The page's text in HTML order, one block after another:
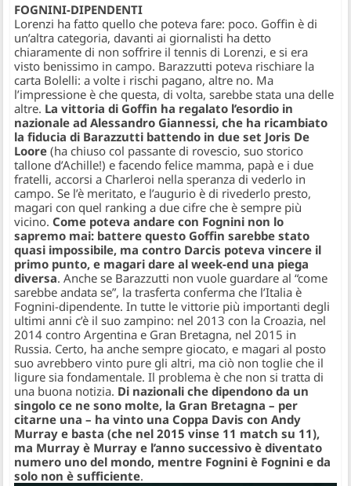
FOGNINI-DIPENDENTI
Lorenzi ha fatto quello che poteva fare: poco. Goffin è di
un’altra categoria, davanti ai giornalisti ha detto
chiaramente di non soffrire il tennis di Lorenzi, e si era
visto benissimo in campo. Barazzutti poteva rischiare la
carta Bolelli: a volte i rischi pagano, altre no. Ma
l’impressione è che questa, di volta, sarebbe stata una delle
altre. La vittoria di Goffin ha regalato l’esordio in
nazionale ad Alessandro Giannessi, che ha ricambiato
la fiducia di Barazzutti battendo in due set Joris De
Loore (ha chiuso col passante di rovescio, suo storico
tallone d’Achille!) e facendo felice mamma, papà e i due
fratelli, accorsi a Charleroi nella speranza di vederlo in
campo. Se l’è meritato, e l’augurio è di rivederlo presto,
magari con quel ranking a due cifre che è sempre più
vicino.Come poteva andare con Fognini non lo
sapremo mai: battere questo Goffin sarebbe stato
quasi impossibile, ma contro Darcis poteva vincere il
primo punto, e magari dare al week-end una piega
diversa. Anche se Barazzutti non vuole guardare al “come
sarebbe andata se”, la trasferta conferma che l’Italia è
Fognini-dipendente. In tutte le vittorie più importanti degli
ultimi anni c’è il suo zampino: nel 2013 con la Croazia, nel
2014 contro Argentina e Gran Bretagna, nel 2015 in
Russia. Certo, ha anche sempre giocato, e magari al posto
suo avrebbero vinto pure gli altri, ma ciò non toglie che il
ligure sia fondamentale. Il problema è che non si tratta di
una buona notizia. Di nazionali che dipendono da un
singolo ce ne sono molte, la Gran Bretagna – per
citarne una – ha vinto una Coppa Davis con Andy
Murray e basta (che nel 2015 vinse 11 match su 11),
ma Murray è Murray e l’anno successivo è diventato
numero uno del mondo, mentre Fognini è Fognini e da
solo non è sufficiente.